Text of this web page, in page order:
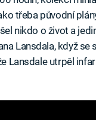
třeba původní
nikdo o život a
Lansdala, když se
Lansdale utrpěl